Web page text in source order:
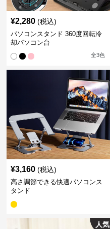
¥2,280 (税込)
パソコンスタンド 360度回転冷
却パソコン台
全3色
¥3,160 (税込)
高さ調節できる快適パソコンス
タンド
人気